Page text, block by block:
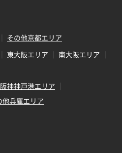
その他京都エリア
東大阪エリア
南大阪エリア
阪神神戸港エリア
他兵庫エリア